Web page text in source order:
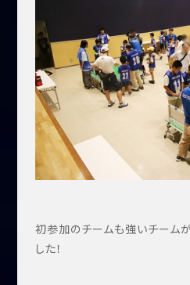
初参加のチームも強いチーム
した！